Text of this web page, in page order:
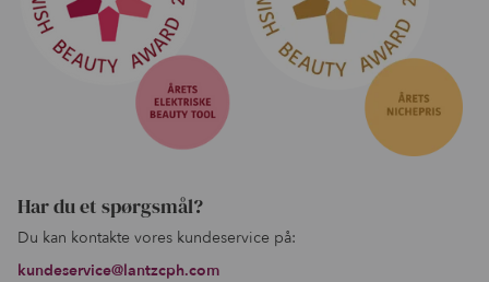
Har du et spørgsmål?
Du kan kontakte vores kundeservice på:
kundeservice@lantzcph.com